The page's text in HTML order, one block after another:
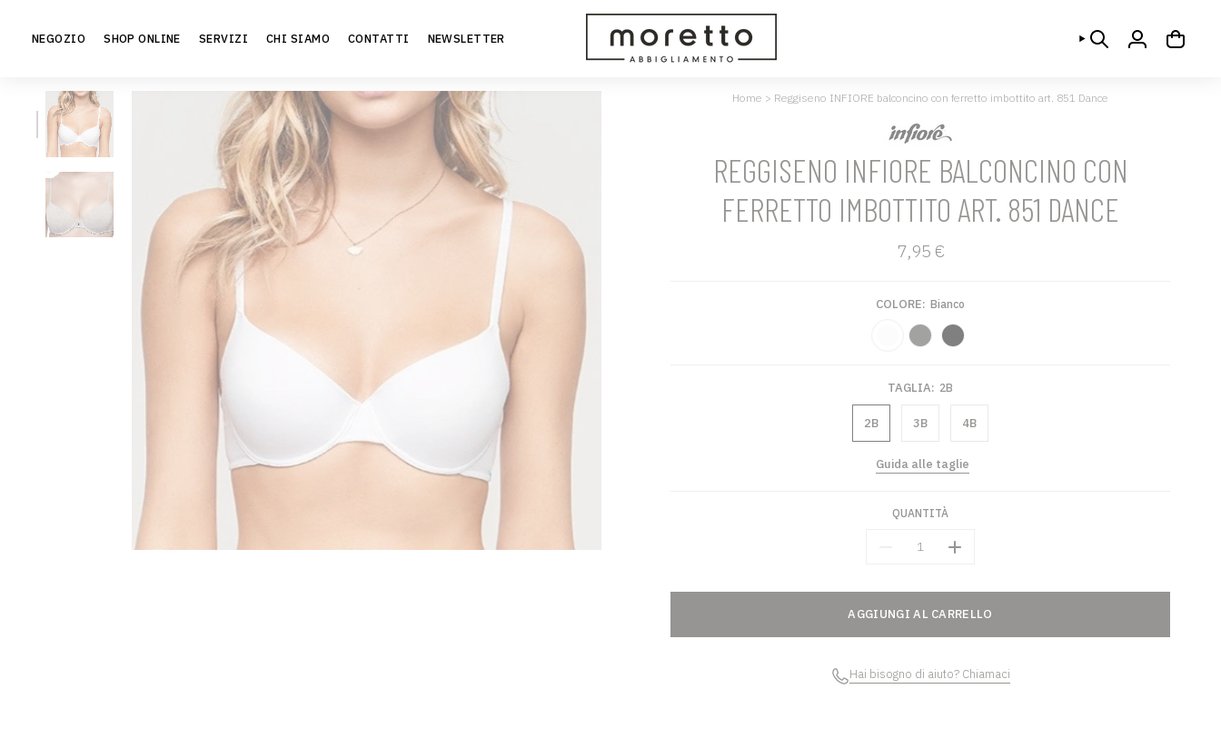
contenuto
NEGOZIO SHOP ONLINE SERVIZI CHI SIAMO CONTATTI NEWSLETTER CERCA ACCOUNT
Home > Reggiseno INFIORE balconcino con ferretto imbottito art. 851 Dance
REGGISENO INFIORE BALCONCINO CON
FERRETTO IMBOTTITO ART. 851 DANCE
7,95 €
COLORE: Bianco
Bianco
Grigio Nero
TAGLIA: 2B
2B 3B 4B
Guida alle taglie
QUANTITÀ
AGGIUNGI AL CARRELLO
Hai bisogno di aiuto? Chiamaci